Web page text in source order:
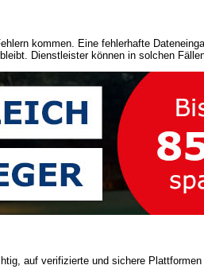
kommen. Eine fehlerhafte
Dienstleister können in solchen
auf verifizierte und sichere